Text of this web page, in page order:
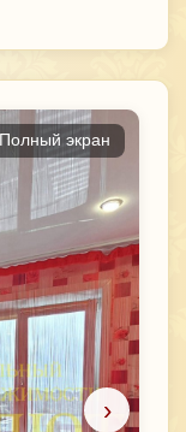
›
Полный экран